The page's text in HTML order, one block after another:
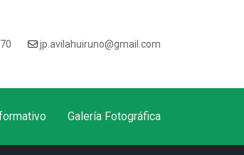
jp.avilahuiruno@gmail.com
Galería Fotográfica